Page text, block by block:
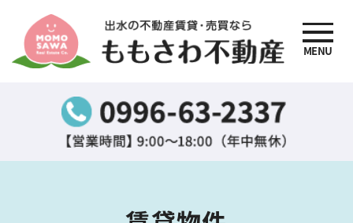
出水の不動産賃貸・売買
なら『ももさわ不動産』
MENU